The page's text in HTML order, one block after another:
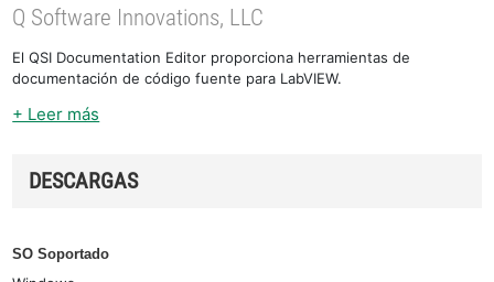
Q Software Innovations, LLC
El QSI Documentation Editor proporciona herramientas de
documentación de código fuente para LabVIEW.
+ Leer más
DESCARGAS
SO Soportado